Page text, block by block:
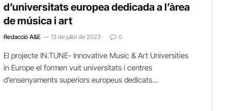
d’universitats europea dedicada a l’àrea
de música i art
Redacció A&E 13 de juliol de 2023 0
El projecte IN.TUNE- Innovative Music & Art Universities
in Europe el formen vuit universitats i centres
d’ensenyaments superiors europeus dedicats…